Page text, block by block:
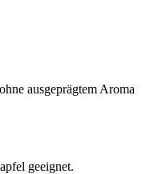
ausgeprägtem Aroma
geeignet.